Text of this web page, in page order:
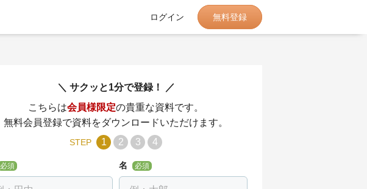
ログイン 無料登録
サクッと1分で登録！
こちらは会員様限定の貴重な資料です。
無料会員登録で資料をダウンロードいただけます。
STEP 1 2 3 4
必須 名 必須